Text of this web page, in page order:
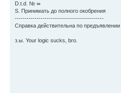
D.t.d. № ∞
S. Принимать до полного окобрения
---------------------------------------------
Справка действительна по
з.ы. Your logic sucks, bro.